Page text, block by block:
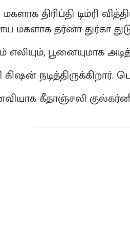
திரிப்தி டிம்ரி
மகளாக தர்னா துர்கா
பூனையுமாக
கீதாஞ்சலி குல்கர்னி